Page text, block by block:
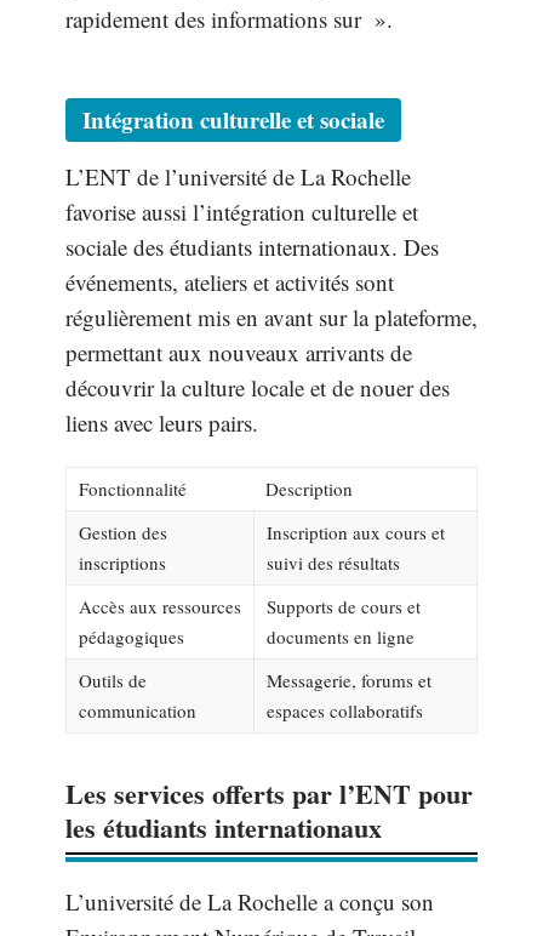
rapidement des informations sur ».
Intégration culturelle et sociale
L’ENT de l’université de La Rochelle
favorise aussi l’intégration culturelle et
sociale des étudiants internationaux. Des
événements, ateliers et activités sont
régulièrement mis en avant sur la plateforme,
permettant aux nouveaux arrivants de
découvrir la culture locale et de nouer des
liens avec leurs pairs.
Fonctionnalité
Description
Gestion des
inscriptions
Inscription aux cours et
suivi des résultats
Accès aux ressources
pédagogiques
Supports de cours et
documents en ligne
Outils de
communication
Messagerie, forums et
espaces collaboratifs
Les services offerts par l’ENT pour
les étudiants internationaux
L’université de La Rochelle a conçu son